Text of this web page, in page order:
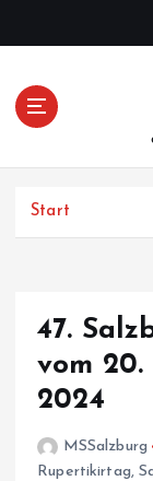
Start
47.
vom 20.
2024
MSSalzburg
Rupertikirtag,